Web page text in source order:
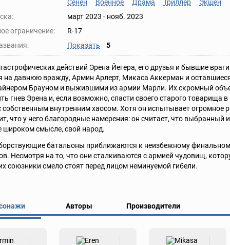
Сёнен
Военное Драма Триллер
Экшен
март 2023 - нояб. 2023
ограничение:
R-17
Показать 5
действий Эрена Йегера, его друзья и бывшие
на давнюю вражду, Армин Арлерт, Микаса Аккерман и
Брауном и выжившими из армии Марли. Их скромный
гнев Эрена и, если возможно, спасти своего старого товарища
собственным внутренним хаосом. Хотя он испытывает огромное
что у него благородные намерения: он считает, что выбранный
широком смысле, свой народ.
батальоны приближаются к неизбежному
Несмотря на то, что они сталкиваются с армией чудовищ,
союзники смело стоят перед лицом неминуемой гибели.
Авторы Производители